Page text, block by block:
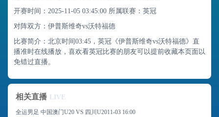
开赛时间：2025-11-05 03:45:00 所属联赛： 英冠
对阵双方：伊普斯维奇vs沃特福德
比赛简介：北京时间03:45，英冠《伊普斯维奇vs沃特福德》直
播准时在线播放，喜欢看英冠比赛的朋友可以提前收藏本页面以
免错过直播。
相关直播 LIVE
全运男足 中国澳门U20 VS 四川U2011-03 16:00